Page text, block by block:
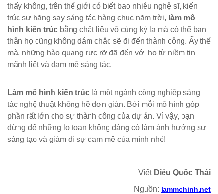
thấy không, trên thế giới có biết bao nhiêu nghệ sĩ, kiến
trúc sư hăng say sáng tác hàng chục năm trời, làm mô
hình kiến trúc bằng chất liệu vô cùng kỳ lạ mà có thể bản
thân họ cũng không dám chắc sẽ đi đến thành công. Ấy thế
mà, những hào quang rực rỡ đã đến với họ từ niềm tin
mãnh liệt và đam mê sáng tác.
Làm mô hình kiến trúc là một ngành công nghiệp sáng
tác nghệ thuật không hề đơn giản. Bởi mỗi mô hình góp
phần rất lớn cho sự thành công của dự án. Vì vậy, bạn
đừng để những lo toan không đáng có làm ảnh hưởng sự
sáng tạo và giảm đi sự đam mê của mình nhé!
Viết Diêu Quốc Thái
Nguồn: lammohinh.net